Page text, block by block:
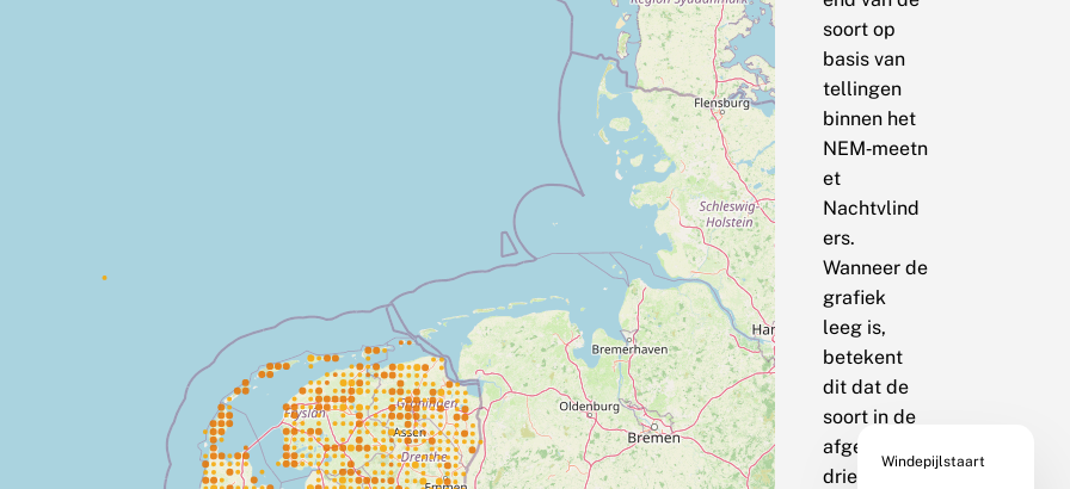
soort op
basis van
tellingen
binnen het
NEM‑meetn
et
Nachtvlind
ers.
Wanneer de
grafiek
leeg is,
betekent
dit dat de
soort in de
afgelopen
drie jaar op
Windepijlstaart